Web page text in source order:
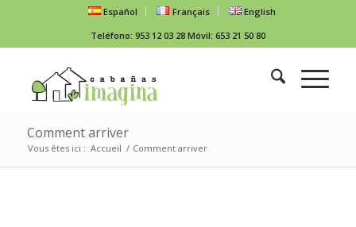
Español Français
English
Teléfono: 953 12 03 28 Móvil: 653 21 50 80
Comment arriver
Vous êtes ici : Accueil / Comment arriver